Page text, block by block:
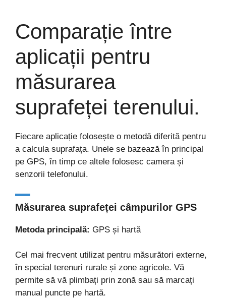
Comparație între
aplicații pentru
măsurarea
suprafeței terenului.
Fiecare aplicație folosește o metodă diferită pentru
a calcula suprafața. Unele se bazează în principal
pe GPS, în timp ce altele folosesc camera și
senzorii telefonului.
Măsurarea suprafeței câmpurilor GPS
Metoda principală: GPS și hartă
Cel mai frecvent utilizat pentru măsurători externe,
în special terenuri rurale și zone agricole. Vă
permite să vă plimbați prin zonă sau să marcați
manual puncte pe hartă.